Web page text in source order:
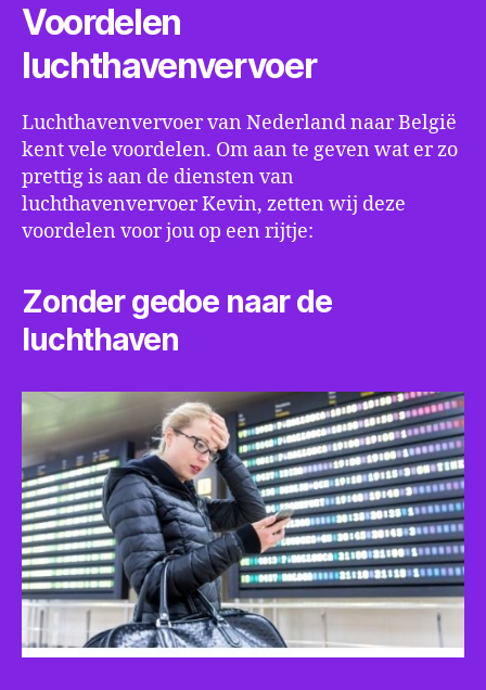
Voordelen
luchthavenvervoer
Luchthavenvervoer van Nederland naar België
kent vele voordelen. Om aan te geven wat er zo
prettig is aan de diensten van
luchthavenvervoer Kevin, zetten wij deze
voordelen voor jou op een rijtje:
Zonder gedoe naar de
luchthaven